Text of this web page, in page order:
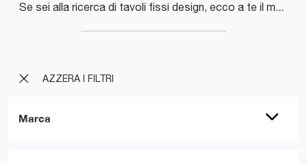
AZZERA I FILTRI
Marca
Se sei alla ricerca di tavoli fissi design, ecco a te il modello da pranzo in vetro Reverse del brand Tonin Casa.